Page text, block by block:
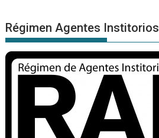
Régimen Agentes Institorios